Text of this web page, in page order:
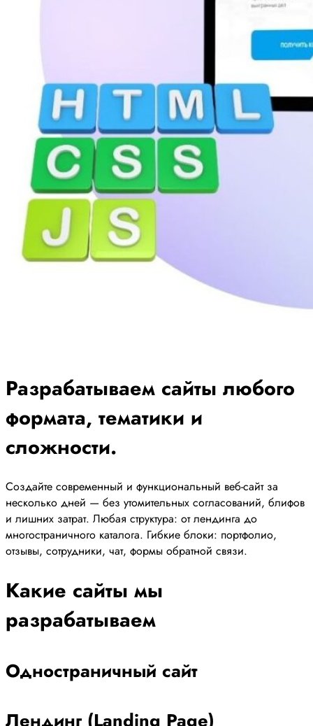
Разрабатываем сайты любого
формата, тематики и
сложности.
Создайте современный и функциональный веб-сайт за
несколько дней — без утомительных согласований, блифов
и лишних затрат. Любая структура: от лендинга до
многостраничного каталога. Гибкие блоки: портфолио,
отзывы, сотрудники, чат, формы обратной связи.
Какие сайты мы
разрабатываем
Одностраничный сайт
Лендинг (Landing Page)